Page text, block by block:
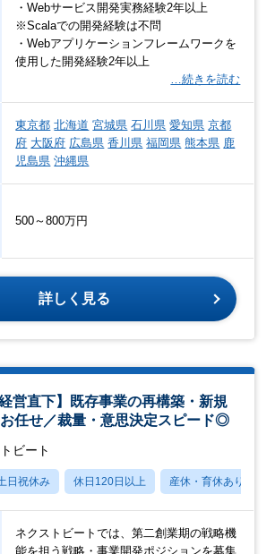
・Webサービス開発実務経験2年以上
※Scalaでの開発経験は不問
・Webアプリケーションフレームワークを
使用した開発経験2年以上
…続きを読む
東京都 北海道 宮城県 石川県 愛知県 京都
府 大阪府 広島県 香川県 福岡県 熊本県 鹿
児島県 沖縄県
500～800万円
詳しく見る
営直下】既存事業の再構築・新規
任せ／裁量・意思決定スピード◎
ビート
日祝休み 休日120日以上 産休・育休あり
ネクストビートでは、第二創業期の戦略機
能を担う戦略・事業開発ポジションを募集